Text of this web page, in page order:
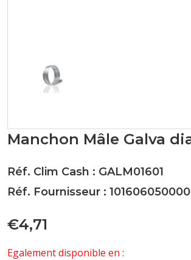
Manchon Mâle Galva
Réf. Clim Cash : GALM01601
Réf. Fournisseur : 101606050000
€4,71
Egalement disponible en :